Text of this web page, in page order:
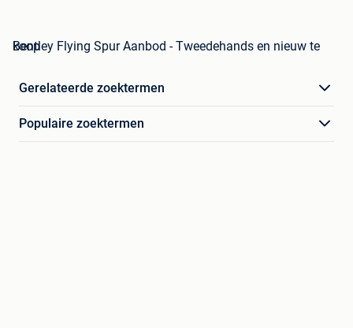
Bentley Flying Spur Aanbod - Tweedehands en nieuw te koop
Gerelateerde zoektermen
Populaire zoektermen